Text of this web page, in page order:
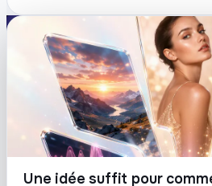
Une idée suffit pour
Plateforme française de création de
contenu avec l’IA. Demandez,
DÉCOUVRIR
Prompts
Blog
Tarifs